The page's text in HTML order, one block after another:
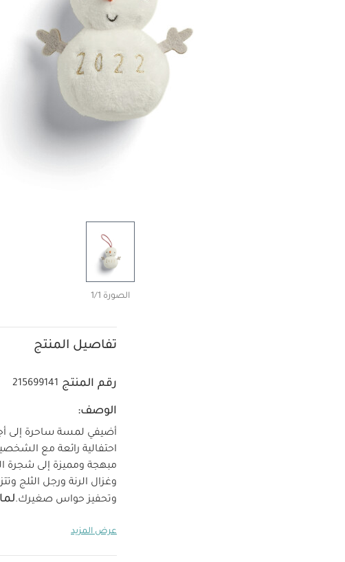
الصورة 1/1
تفاصيل المنتج
رقم المنتج 215699141
الوصف:
احتفالية رائعة مع
وتحفيز حواس صغيرك.
بتطريز عام 2022
عرض المزيد